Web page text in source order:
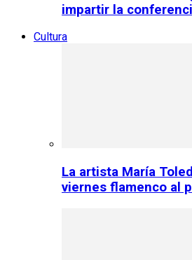
impartir la
Cultura
La artista María
viernes flamenco al